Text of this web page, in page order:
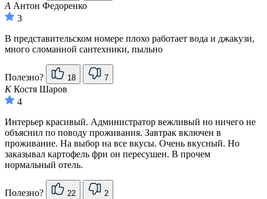
А Антон Федоренко
3
В представительском номере плохо работает вода и джакузи,
много сломанной сантехники, пыльно
Полезно? 18 7
ККостя Шаров
4
Интерьер красивый. Администратор вежливый но ничего не
объяснил по поводу проживания. Завтрак включен в
проживание. На выбор на все вкусы. Очень вкусный. Но
заказывал картофель фри он пересушен. В прочем
нормальный отель.
Полезно? 22 2